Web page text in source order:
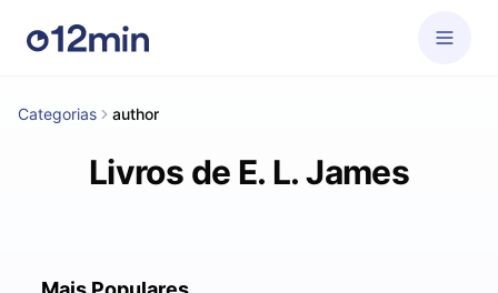
Categorias author
Livros de E. L. James